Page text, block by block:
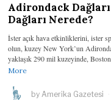
Adirondack
Dağları Nerede?
İster açık hava etkinliklerini, ister
olun, kuzey New York’un
yaklaşık 290 mil kuzeyinde,
More
byAmerika Gazetesi